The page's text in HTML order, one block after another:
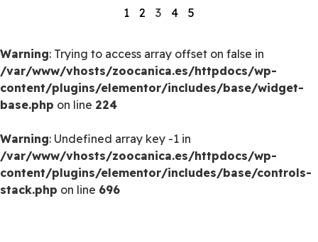
1 2 3 4 5
Warning: Trying to access array offset on false in
/var/www/vhosts/zoocanica.es/httpdocs/wp-
content/plugins/elementor/includes/base/widget-
base.php on line 224
Warning: Undefined array key -1 in
/var/www/vhosts/zoocanica.es/httpdocs/wp-
content/plugins/elementor/includes/base/controls-
stack.php on line 696